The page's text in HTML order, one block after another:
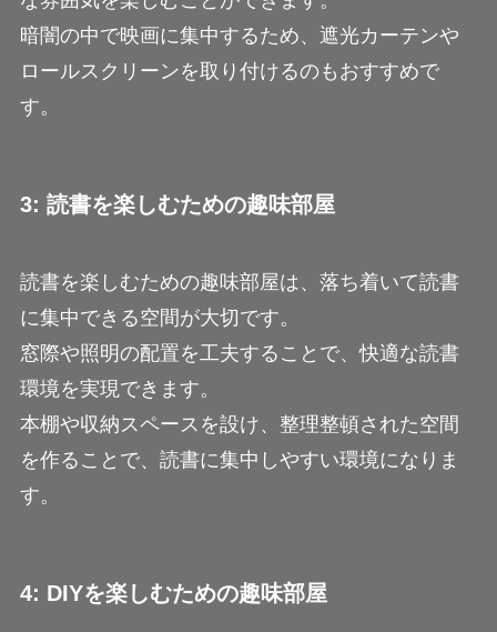
暗闇の中で映画に集中するため、遮光カーテンや
ロールスクリーンを取り付けるのもおすすめで
す。
3: 読書を楽しむための趣味部屋
読書を楽しむための趣味部屋は、落ち着いて読書
に集中できる空間が大切です。
窓際や照明の配置を工夫することで、快適な読書
環境を実現できます。
本棚や収納スペースを設け、整理整頓された空間
を作ることで、読書に集中しやすい環境になりま
す。
4: DIYを楽しむための趣味部屋